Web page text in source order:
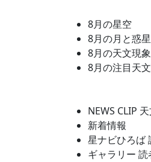
8月の星空
8月の月と惑
8月の天文現
8月の注目天
NEWS CLIP
新着情報
星ナビひろば
ギャラリー